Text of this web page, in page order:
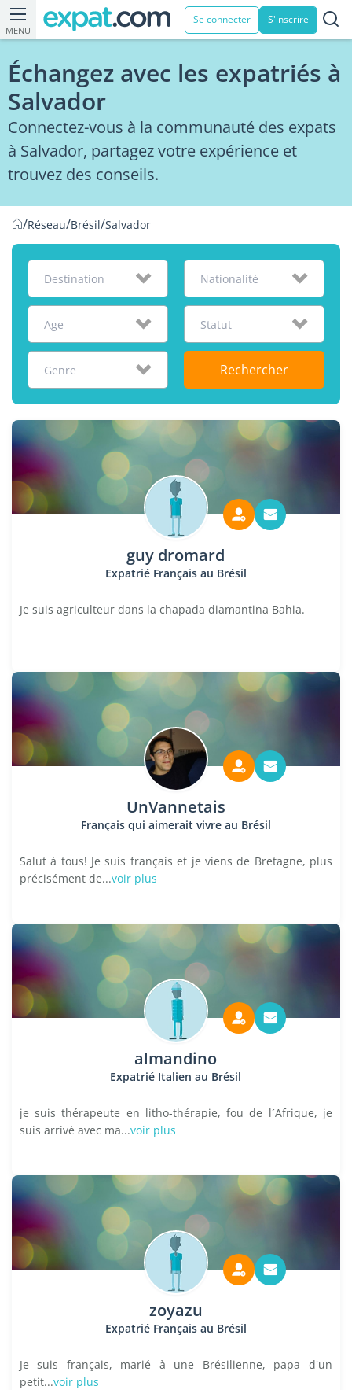
MENU
Se connecter S'inscrire
Échangez avec les expatriés à
Salvador
Connectez-vous à la communauté des expats
à Salvador, partagez votre expérience et
trouvez des conseils.
/Réseau/Brésil/Salvador
Destination Nationalité
Age Statut
Genre Rechercher
guy dromard
Expatrié Français au Brésil
Je suis agriculteur dans la chapada diamantina Bahia.
UnVannetais
Français qui aimerait vivre au Brésil
Salut à tous! Je suis français et je viens de Bretagne, plus
précisément de...voir plus
almandino
Expatrié Italien au Brésil
je suis thérapeute en litho-thérapie, fou de l´Afrique, je
suis arrivé avec ma...voir plus
zoyazu
Expatrié Français au Brésil
Je suis français, marié à une Brésilienne, papa d'un
petit...voir plus